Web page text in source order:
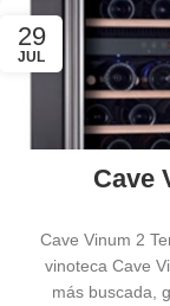
29
JUL
Cave
Cave Vinum 2
vinoteca Cave
más buscada,